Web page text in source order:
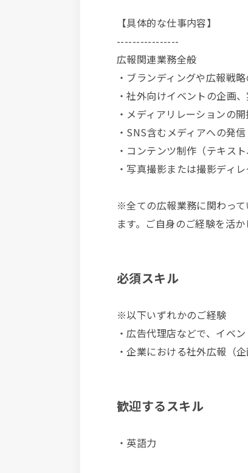
【具体的な仕事内容】
----------------
広報関連業務全般
・ブランディングや広報戦
・社外向けイベントの企画
・メディアリレーションの
・SNS含むメディアへの発信
・コンテンツ制作（テキス
・写真撮影または撮影ディ
※全ての広報業務に関わっ
ます。ご自身のご経験を活
必須スキル
※以下いずれかのご経験
・広告代理店などで、イベ
・企業における社外広報（
歓迎するスキル
・英語力